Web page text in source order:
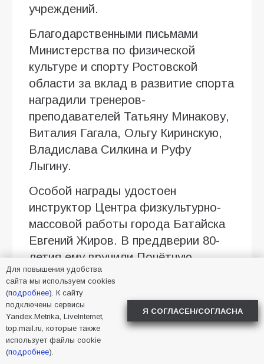
учреждений.
Благодарственными письмами
Министерства по физической
культуре и спорту Ростовской
области за вклад в развитие спорта
наградили тренеров-
преподавателей Татьяну Минакову,
Виталия Гагала, Ольгу Киринскую,
Владислава Силкина и Руфу
Лыгину.
Особой награды удостоен
инструктор Центра физкультурно-
массовой работы города Батайска
Евгений Жиров. В преддверии 80-
летия ему вручили Почётную
грамоту Администрации города за
многолетний труд, вклад в
спортивную жизнь Батайска и
воспитание подрастающего
поколения.
Для повышения удобства
сайта мы используем cookies
(подробнее). К сайту
подключены сервисы
Yandex.Metrika, LiveInternet,
top.mail.ru, которые также
использует файлы cookie
(подробнее).
Я СОГЛАСЕН/СОГЛАСНА